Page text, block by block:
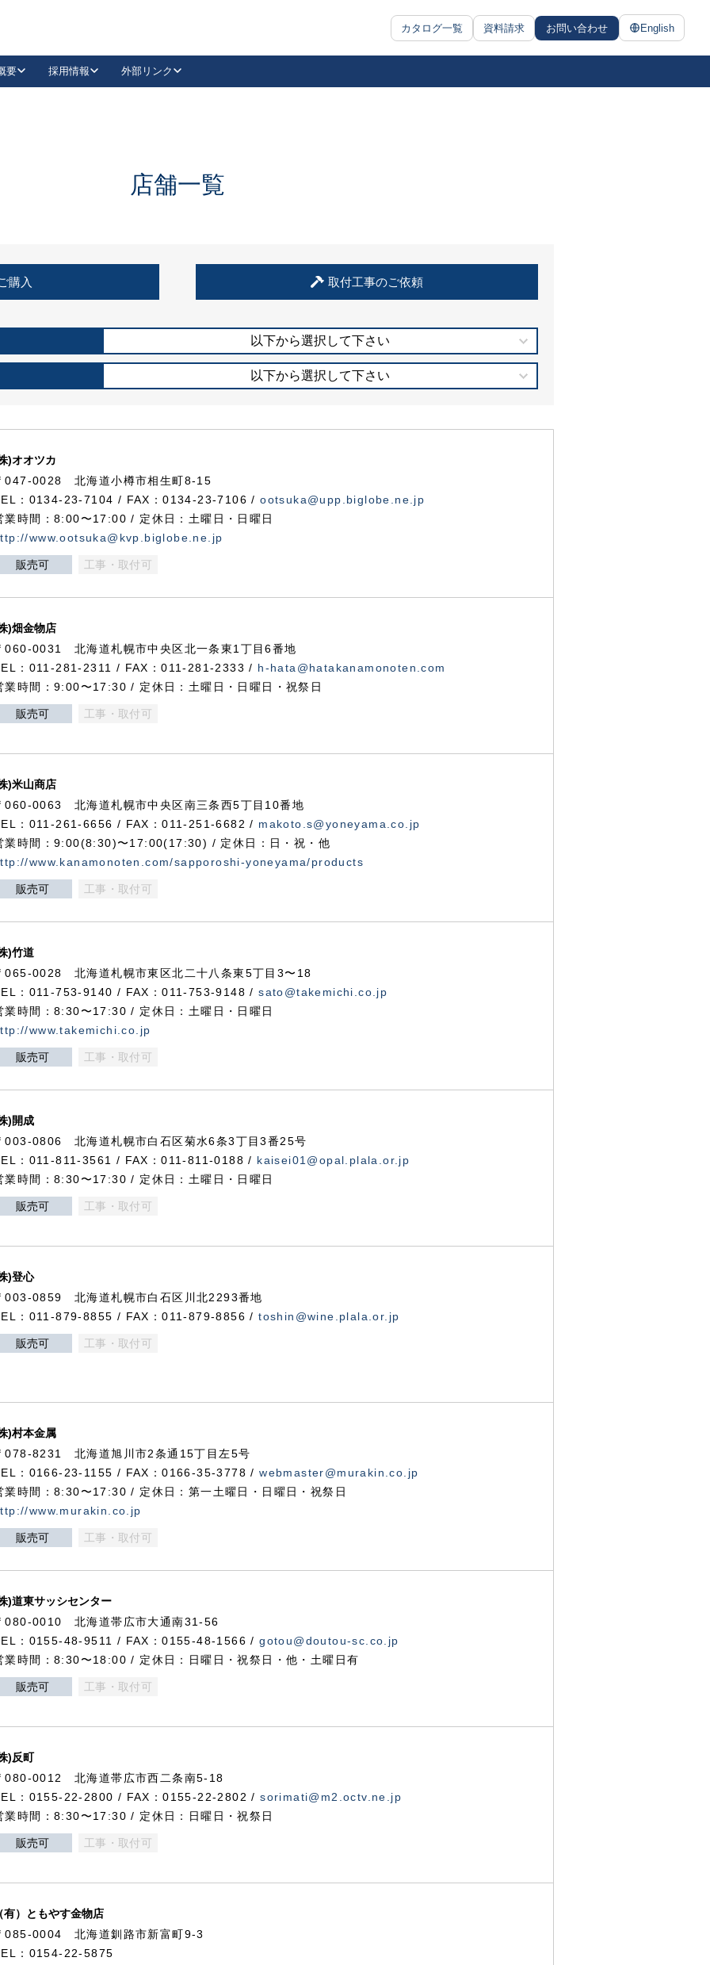
カタログ一覧 資料請求 お問い合わせ English
抗ウイルス・抗菌製品
要 採用情報 外部リンク
LinkedIn
住宅使用部材標準化推進協議会
店舗一覧
購入 取付工事のご依頼
以下から選択して下さい
以下から選択して下さい
)オオツカ
047-0028 北海道小樽市相生町8-15
：0134-23-7104 / FAX：0134-23-7106 /ootsuka@upp.biglobe.ne.jp
業時間：8:00〜17:00 / 定休日：土曜日・日曜日
www.ootsuka@kvp.biglobe.ne.jp
販売可 工事・取付可
)畑金物店
060-0031 北海道札幌市中央区北一条東1丁目6番地
：011-281-2311 / FAX：011-281-2333 / h-hata@hatakanamonoten.com
業時間：9:00〜17:30 / 定休日：土曜日・日曜日・祝祭日
販売可 工事・取付可
)米山商店
060-0063 北海道札幌市中央区南三条西5丁目10番地
：011-261-6656 / FAX：011-251-6682 / makoto.s@yoneyama.co.jp
業時間：9:00(8:30)〜17:00(17:30) / 定休日：日・祝・他
www.kanamonoten.com/sapporoshi-yoneyama/products
販売可 工事・取付可
)竹道
065-0028 北海道札幌市東区北二十八条東5丁目3〜18
：011-753-9140 / FAX：011-753-9148 /sato@takemichi.co.jp
業時間：8:30〜17:30 / 定休日：土曜日・日曜日
www.takemichi.co.jp
販売可 工事・取付可
)開成
003-0806 北海道札幌市白石区菊水6条3丁目3番25号
：011-811-3561 / FAX：011-811-0188 / kaisei01@opal.plala.or.jp
業時間：8:30〜17:30 / 定休日：土曜日・日曜日
販売可 工事・取付可
)登心
003-0859 北海道札幌市白石区川北2293番地
：011-879-8855 / FAX：011-879-8856 /toshin@wine.plala.or.jp
販売可 工事・取付可
)村本金属
078-8231 北海道旭川市2条通15丁目左5号
：0166-23-1155 / FAX：0166-35-3778 /webmaster@murakin.co.jp
業時間：8:30〜17:30 / 定休日：第一土曜日・日曜日・祝祭日
www.murakin.co.jp
販売可 工事・取付可
)道東サッシセンター
080-0010 北海道帯広市大通南31-56
：0155-48-9511 / FAX：0155-48-1566 /gotou@doutou-sc.co.jp
業時間：8:30〜18:00 / 定休日：日曜日・祝祭日・他・土曜日有
販売可 工事・取付可
)反町
080-0012 北海道帯広市西二条南5-18
：0155-22-2800 / FAX：0155-22-2802 /sorimati@m2.octv.ne.jp
業時間：8:30〜17:30 / 定休日：日曜日・祝祭日
販売可 工事・取付可
有）ともやす金物店
085-0004 北海道釧路市新富町9-3
：0154-22-5875